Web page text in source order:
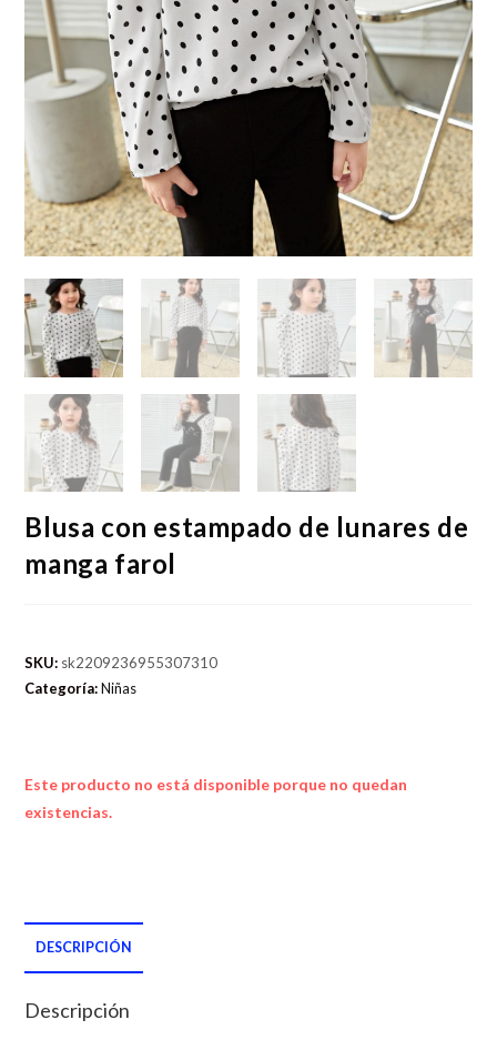
Blusa con estampado de lunares de
manga farol
SKU: sk2209236955307310
Categoría:Niñas
Este producto no está disponible porque no quedan
existencias.
DESCRIPCIÓN
Descripción